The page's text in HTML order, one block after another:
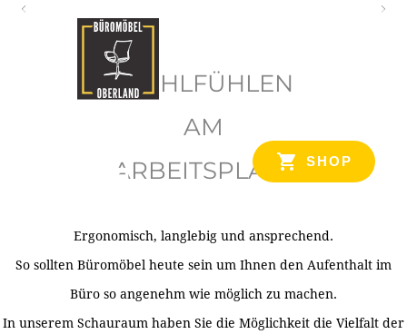
SHOP
WOHLFÜHLEN
AM
ARBEITSPLATZ
Ergonomisch, langlebig und ansprechend.
So sollten Büromöbel heute sein um Ihnen den Aufenthalt im
Büro so angenehm wie möglich zu machen.
In unserem Schauraum haben Sie die Möglichkeit die Vielfalt der